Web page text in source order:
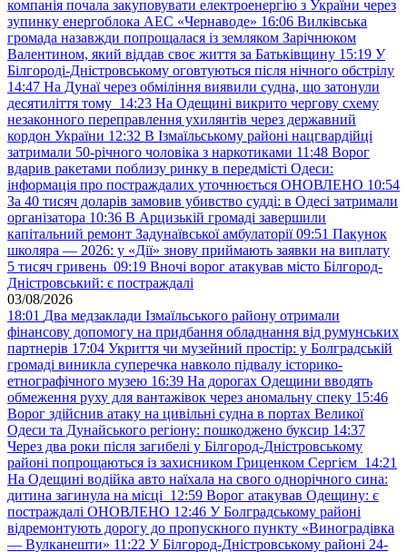
компанія почала закуповувати електроенергію з України через
зупинку енергоблока АЕС «Чернаводе» 16:06 Вилківська
громада назавжди попрощалася із земляком Зарічнюком
Валентином, який віддав своє життя за Батьківщину 15:19 У
Білгороді-Дністровському оговтуються після нічного обстрілу
14:47 На Дунаї через обміління виявили судна, що затонули
десятиліття тому 14:23 На Одещині викрито чергову схему
незаконного переправлення ухилянтів через державний
кордон України 12:32 В Ізмаїльському районі нацгвардійці
затримали 50-річного чоловіка з наркотиками 11:48 Ворог
вдарив ракетами поблизу ринку в передмісті Одеси:
інформація про постраждалих уточнюється ОНОВЛЕНО 10:54
За 40 тисяч доларів замовив убивство судді: в Одесі затримали
організатора 10:36 В Арцизькій громаді завершили
капітальний ремонт Задунаївської амбулаторії 09:51 Пакунок
школяра — 2026: у «Дії» знову приймають заявки на виплату
5 тисяч гривень 09:19 Вночі ворог атакував місто Білгород-
Дністровський: є постраждалі
03/08/2026
18:01 Два медзаклади Ізмаїльського району отримали
фінансову допомогу на придбання обладнання від румунських
партнерів 17:04 Укриття чи музейний простір: у Болградській
громаді виникла суперечка навколо підвалу історико-
етнографічного музею 16:39 На дорогах Одещини вводять
обмеження руху для вантажівок через аномальну спеку 15:46
Ворог здійснив атаку на цивільні судна в портах Великої
Одеси та Дунайського регіону: пошкоджено буксир 14:37
Через два роки після загибелі у Білгород-Дністровському
районі попрощаються із захисником Гриценком Сергієм 14:21
На Одещині водійка авто наїхала на свого однорічного сина:
дитина загинула на місці 12:59 Ворог атакував Одещину: є
постраждалі ОНОВЛЕНО 12:46 У Болградському районі
відремонтують дорогу до пропускного пункту «Виноградівка
— Вулканешти» 11:22 У Білгород-Дністровському районі 24-